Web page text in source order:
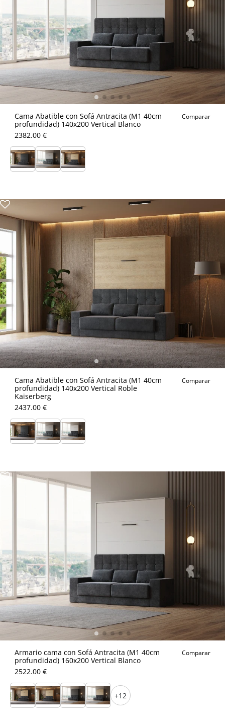
Cama Abatible con Sofá Antracita (M1 40cm
profundidad) 140x200 Vertical Blanco
Comparar
2382.00 €
Cama Abatible con Sofá Antracita (M1 40cm
profundidad) 140x200 Vertical Roble
Kaiserberg
Comparar
2437.00 €
Armario cama con Sofá Antracita (M1 40cm
profundidad) 160x200 Vertical Blanco
Comparar
2522.00 €
+12